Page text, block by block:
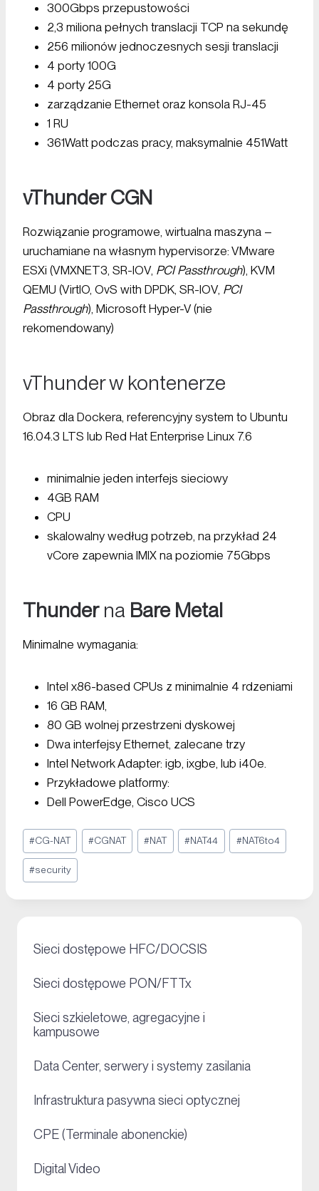
300Gbps przepustowości
2,3 miliona pełnych translacji TCP na sekundę
256 milionów jednoczesnych sesji translacji
4 porty 100G
4 porty 25G
zarządzanie Ethernet oraz konsola RJ-45
1 RU
361Watt podczas pracy, maksymalnie 451Watt
vThunder CGN
Rozwiązanie programowe, wirtualna maszyna –
uruchamiane na własnym hypervisorze: VMware
ESXi (VMXNET3, SR-IOV, PCI Passthrough), KVM
QEMU (VirtIO, OvS with DPDK, SR-IOV, PCI
Passthrough), Microsoft Hyper-V (nie
rekomendowany)
vThunder w kontenerze
Obraz dla Dockera, referencyjny system to Ubuntu
16.04.3 LTS lub Red Hat Enterprise Linux 7.6
minimalnie jeden interfejs sieciowy
4GB RAM
CPU
skalowalny według potrzeb, na przykład 24
vCore zapewnia IMIX na poziomie 75Gbps
Thunderna Bare Metal
Minimalne wymagania:
Intel x86-based CPUs z minimalnie 4 rdzeniami
16 GB RAM,
80 GB wolnej przestrzeni dyskowej
Dwa interfejsy Ethernet, zalecane trzy
Intel Network Adapter: igb, ixgbe, lub i40e.
Przykładowe platformy:
Dell PowerEdge, Cisco UCS
#CG-NAT #CGNAT #NAT #NAT44 #NAT6to4
#security
Sieci dostępowe HFC/DOCSIS
Sieci dostępowe PON/FTTx
Sieci szkieletowe, agregacyjne i
kampusowe
Data Center, serwery i systemy zasilania
Infrastruktura pasywna sieci optycznej
CPE (Terminale abonenckie)
Digital Video